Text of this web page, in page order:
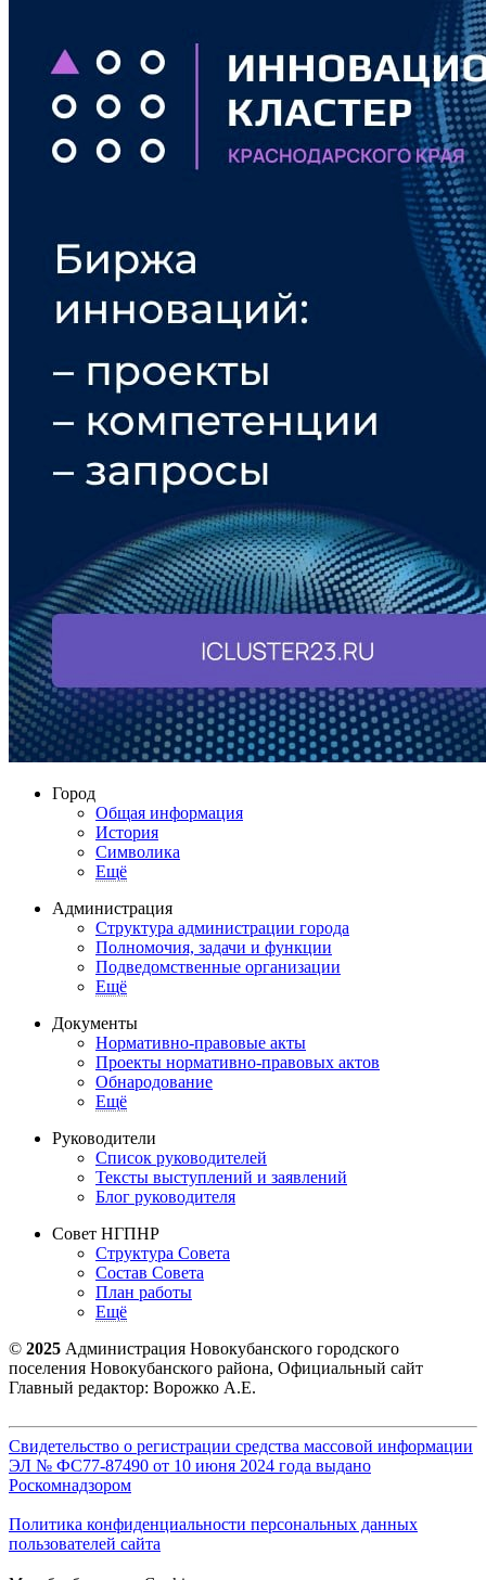
Город
Общая информация
История
Символика
Ещё
Администрация
Структура администрации города
Полномочия, задачи и функции
Подведомственные организации
Ещё
Документы
Нормативно-правовые акты
Проекты нормативно-правовых актов
Обнародование
Ещё
Руководители
Список руководителей
Тексты выступлений и заявлений
Блог руководителя
Совет НГПНР
Структура Совета
Состав Совета
План работы
Ещё
© 2025 Администрация Новокубанского городского
поселения Новокубанского района, Официальный сайт
Главный редактор: Ворожко А.Е.
Свидетельство о регистрации средства массовой информации
ЭЛ № ФС77-87490 от 10 июня 2024 года выдано
Роскомнадзором
Политика конфиденциальности персональных данных
пользователей сайта